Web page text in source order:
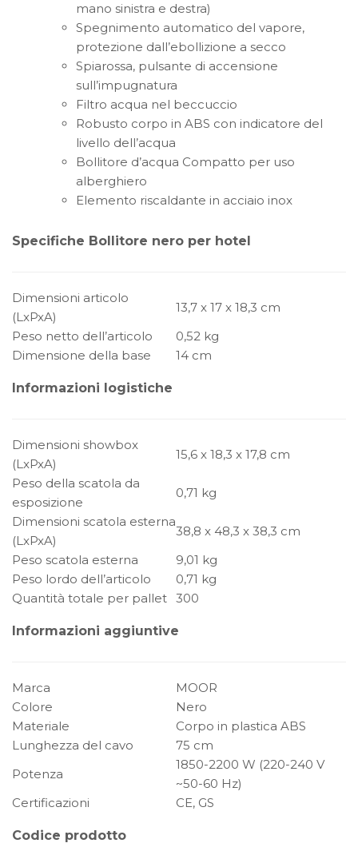
mano sinistra e destra)
Spegnimento automatico del vapore,
protezione dall’ebollizione a secco
Spiarossa, pulsante di accensione
sull’impugnatura
Filtro acqua nel beccuccio
Robusto corpo in ABS con indicatore del
livello dell’acqua
Bollitore d’acqua Compatto per uso
alberghiero
Elemento riscaldante in acciaio inox
Specifiche Bollitore nero per hotel
Dimensioni articolo
(LxPxA)
13,7 x 17 x 18,3 cm
Peso netto dell’articolo
0,52 kg
Dimensione della base
14 cm
Informazioni logistiche
Dimensioni showbox
(LxPxA)
15,6 x 18,3 x 17,8 cm
Peso della scatola da
esposizione
0,71 kg
Dimensioni scatola esterna
(LxPxA)
38,8 x 48,3 x 38,3 cm
Peso scatola esterna
9,01 kg
Peso lordo dell’articolo
0,71 kg
Quantità totale per pallet 300
Informazioni aggiuntive
Marca
MOOR
Colore
Nero
Materiale
Corpo in plastica ABS
Lunghezza del cavo
75 cm
Potenza
1850-2200 W (220-240 V
~50-60 Hz)
Certificazioni
CE, GS
Codice prodotto